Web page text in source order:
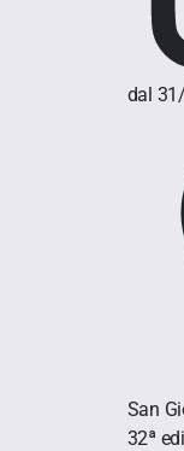
dal
San
32ª